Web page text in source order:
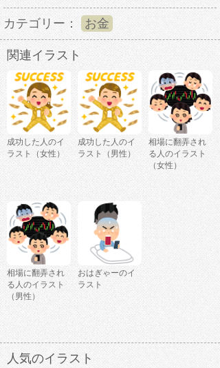
カテゴリー： お金
関連イラスト
成功した人のイ
ラスト（女性）
成功した人のイ
ラスト（男性）
相場に翻弄され
る人のイラスト
（女性）
相場に翻弄され
る人のイラスト
（男性）
おはぎゃーのイ
ラスト
人気のイラスト